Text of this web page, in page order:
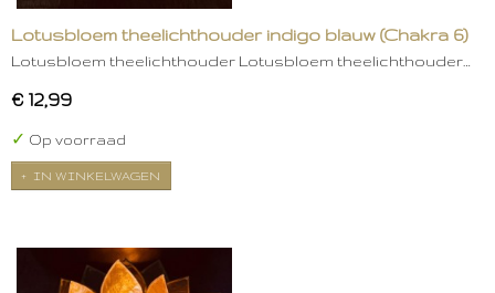
Lotusbloem theelichthouder indigo blauw (Chakra 6)
Lotusbloem theelichthouder Lotusbloem theelichthouder…
€ 12,99
✓ Op voorraad
IN WINKELWAGEN